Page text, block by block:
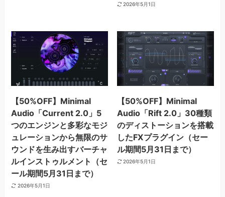
2026年5月1日
【50%OFF】Minimal
Audio「Current 2.0」5
つのエンジンと多彩なモジ
ュレーションから無限のサ
ウンドを生み出すバーチャ
ルインストゥルメント（セ
ール期間5月31日まで）
2026年5月1日
【50%OFF】Minimal
Audio「Rift 2.0」30種類
のディストーションを搭載
したFXプラグイン（セー
ル期間5月31日まで）
2026年5月1日